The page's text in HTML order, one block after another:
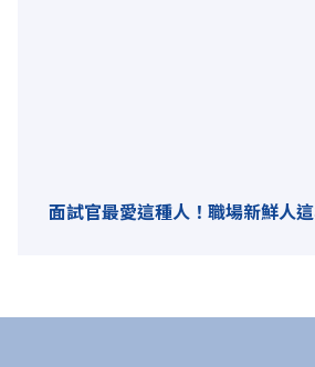
面試官最愛這種人！職場新鮮人